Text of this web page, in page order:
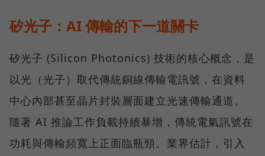
矽光子：AI 傳輸的下一道關卡
矽光子 (Silicon Photonics) 技術的核心概念，是
以光（光子）取代傳統銅線傳輸電訊號，在資料
中心內部甚至晶片封裝層面建立光速傳輸通道。
隨著 AI 推論工作負載持續暴增，傳統電氣訊號在
功耗與傳輸頻寬上正面臨瓶頸。業界估計，引入